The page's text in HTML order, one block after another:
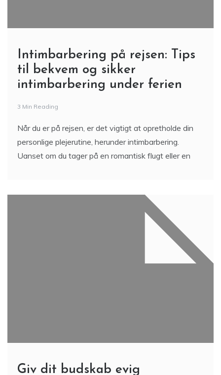
Intimbarbering på rejsen: Tips
til bekvem og sikker
intimbarbering under ferien
3 Min Reading
Når du er på rejsen, er det vigtigt at opretholde din
personlige plejerutine, herunder intimbarbering.
Uanset om du tager på en romantisk flugt eller en
Giv dit budskab evig